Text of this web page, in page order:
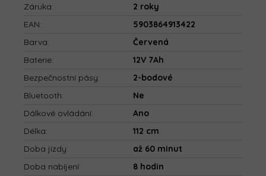
Záruka:
2 roky
EAN:
5903864913422
Barva:
Červená
Baterie:
12V 7Ah
Bezpečnostní pásy:
2-bodové
Bluetooth:
Ne
Dálkové ovládání:
Ano
Délka:
112 cm
Doba jízdy:
až 60 minut
Doba nabíjení:
8 hodin